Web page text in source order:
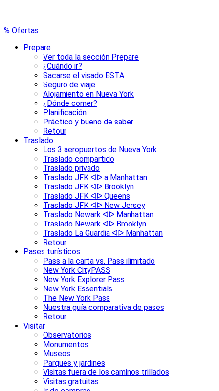
% Ofertas
Prepare
Ver toda la sección Prepare
¿Cuándo ir?
Sacarse el visado ESTA
Seguro de viaje
Alojamiento en Nueva York
¿Dónde comer?
Planificación
Práctico y bueno de saber
Retour
Traslado
Los 3 aeropuertos de Nueva York
Traslado compartido
Traslado privado
Traslado JFK ᐊᐅ a Manhattan
Traslado JFK ᐊᐅ Brooklyn
Traslado JFK ᐊᐅ Queens
Traslado JFK ᐊᐅ New Jersey
Traslado Newark ᐊᐅ Manhattan
Traslado Newark ᐊᐅ Brooklyn
Traslado La Guardia ᐊᐅ Manhattan
Retour
Pases turísticos
Pass a la carta vs. Pass ilimitado
New York CityPASS
New York Explorer Pass
New York Essentials
The New York Pass
Nuestra guía comparativa de pases
Retour
Visitar
Observatorios
Monumentos
Museos
Parques y jardines
Visitas fuera de los caminos trillados
Visitas gratuitas